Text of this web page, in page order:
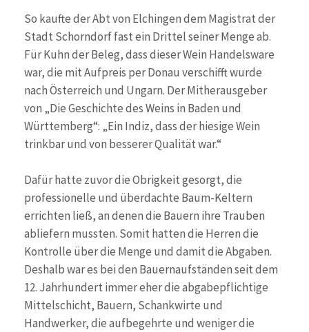
So kaufte der Abt von Elchingen dem Magistrat der
Stadt Schorndorf fast ein Drittel seiner Menge ab.
Für Kuhn der Beleg, dass dieser Wein Handelsware
war, die mit Aufpreis per Donau verschifft wurde
nach Österreich und Ungarn. Der Mitherausgeber
von „Die Geschichte des Weins in Baden und
Württemberg“: „Ein Indiz, dass der hiesige Wein
trinkbar und von besserer Qualität war.“
Dafür hatte zuvor die Obrigkeit gesorgt, die
professionelle und überdachte Baum-Keltern
errichten ließ, an denen die Bauern ihre Trauben
abliefern mussten. Somit hatten die Herren die
Kontrolle über die Menge und damit die Abgaben.
Deshalb war es bei den Bauernaufständen seit dem
12. Jahrhundert immer eher die abgabepflichtige
Mittelschicht, Bauern, Schankwirte und
Handwerker, die aufbegehrte und weniger die